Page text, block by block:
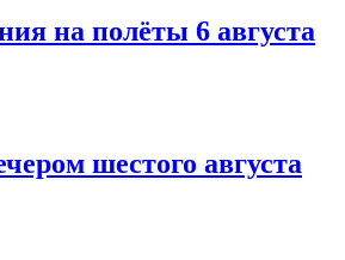
на полёты 6 августа
шестого августа